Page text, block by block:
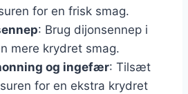
for en frisk smag.
: Brug dijonsennep i
mere krydret smag.
og ingefær: Tilsæt
for en ekstra krydret